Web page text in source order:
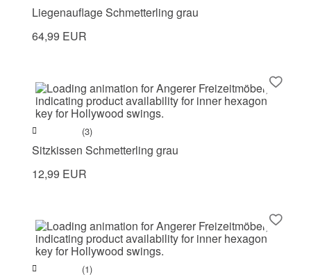
Liegenauflage Schmetterling grau
64,99 EUR
(3)
Sitzkissen Schmetterling grau
12,99 EUR
(1)